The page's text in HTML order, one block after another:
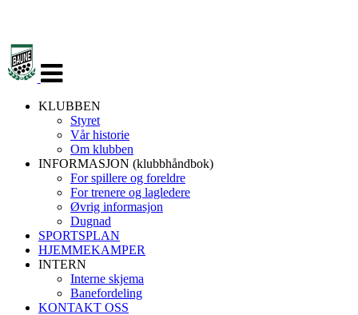
navigasjon
KLUBBEN
Styret
Vår historie
Om klubben
INFORMASJON (klubbhåndbok)
For spillere og foreldre
For trenere og lagledere
Øvrig informasjon
Dugnad
SPORTSPLAN
HJEMMEKAMPER
INTERN
Interne skjema
Banefordeling
KONTAKT OSS